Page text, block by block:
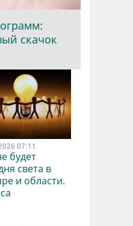
скачок
07:11
будет
света в
и области.